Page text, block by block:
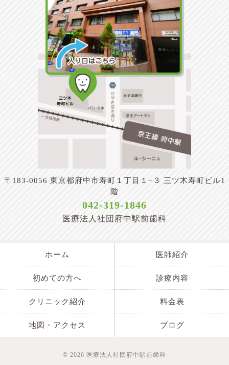
〒183-0056 東京都府中市寿町１丁目１−３ 三ツ木寿町ビル1
階
042-319-1846
医療法人社団府中駅前歯科
ホーム 医師紹介
初めての方へ 診療内容
クリニック紹介 料金表
地図・アクセス ブログ
© 2026 医療法人社団府中駅前歯科